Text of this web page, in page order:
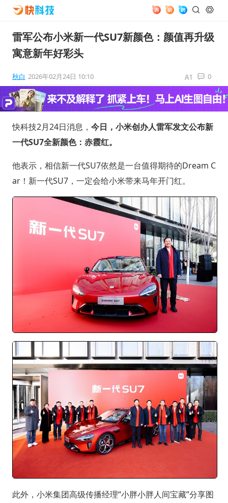
雷军公布小米新一代SU7新颜色：颜值再升级
寓意新年好彩头
秋白 2026年02月24日 10:10 0
快科技2月24日消息， 今日，小米创办人雷军发文公布新
一代SU7全新颜色：赤霞红。
他表示，相信新一代SU7依然是一台值得期待的Dream C
ar！新一代SU7，一定会给小米带来马年开门红。
此外，小米集团高级传播经理“小胖小胖人间宝藏”分享图